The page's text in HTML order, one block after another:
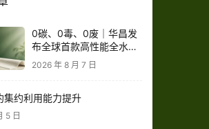
0碳、0毒、0废｜华昌发
布全球首款高性能全水性
鞋革“三零生态皮”
2026 年 8 月 7 日
集约利用能力提升
5 日